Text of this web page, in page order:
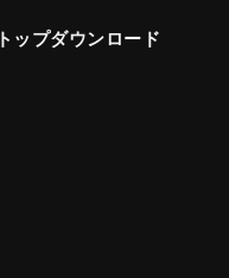
トップダウンロード